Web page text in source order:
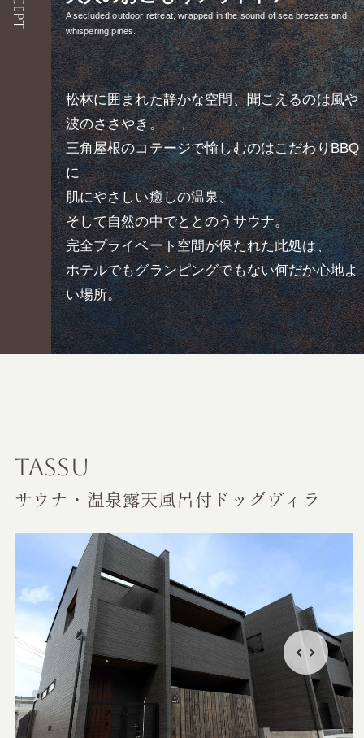
A secluded outdoor retreat, wrapped in the sound of sea breezes and
whispering pines.
松林に囲まれた静かな空間、聞こえるのは風や
波のささやき。
三角屋根のコテージで愉しむのはこだわりBBQ
に
肌にやさしい癒しの温泉、
そして自然の中でととのうサウナ。
完全プライベート空間が保たれた此処は、
ホテルでもグランピングでもない何だか心地よ
い場所。
TASSU
サウナ・温泉露天風呂付ドッグヴィラ